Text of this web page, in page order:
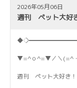
2026年05月06日
週刊 ペット大好
▼=^ｏ^=▼／＼(=^
週刊 ペット大好き